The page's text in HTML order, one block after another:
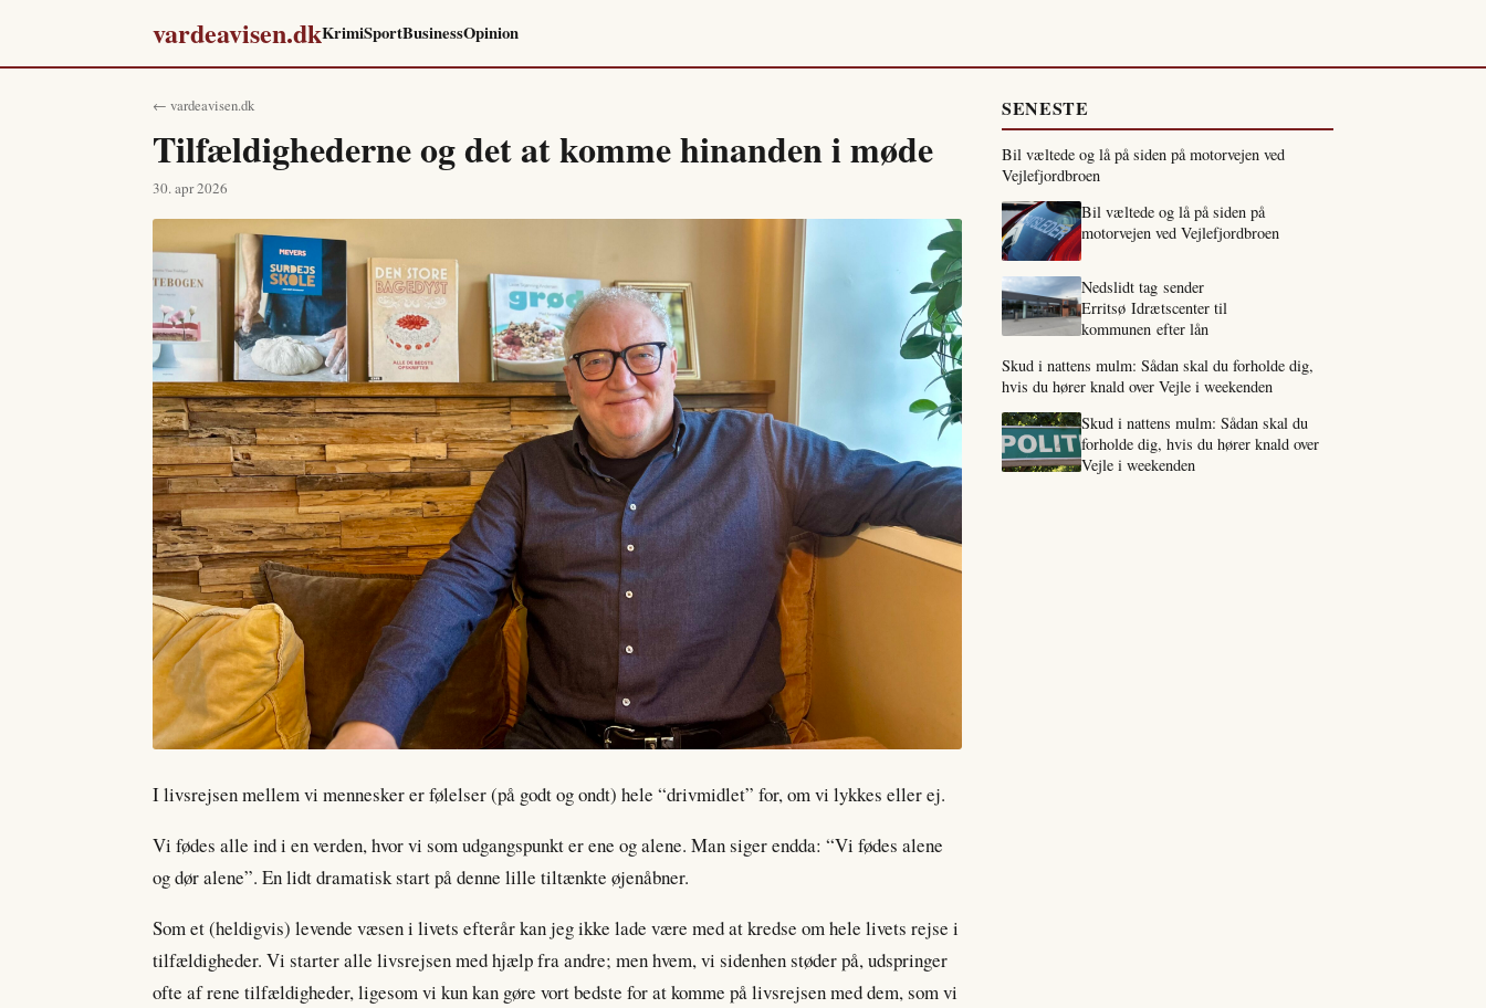
vardeavisen.dkKrimiSportBusinessOpinion
← vardeavisen.dk
Tilfældighederne og det at komme hinanden i møde
30. apr 2026
I livsrejsen mellem vi mennesker er følelser (på godt og ondt) hele “drivmidlet” for, om vi lykkes eller ej.
Vi fødes alle ind i en verden, hvor vi som udgangspunkt er ene og alene. Man siger endda: “Vi fødes alene
og dør alene”. En lidt dramatisk start på denne lille tiltænkte øjenåbner.
Som et (heldigvis) levende væsen i livets efterår kan jeg ikke lade være med at kredse om hele livets rejse i
tilfældigheder. Vi starter alle livsrejsen med hjælp fra andre; men hvem, vi sidenhen støder på, udspringer
ofte af rene tilfældigheder, ligesom vi kun kan gøre vort bedste for at komme på livsrejsen med dem, som vi
SENESTE
Bil væltede og lå på siden på motorvejen ved
Vejlefjordbroen
Bil væltede og lå på siden på
motorvejen ved Vejlefjordbroen
Nedslidt tag sender
Erritsø Idrætscenter til
kommunen efter lån
Skud i nattens mulm: Sådan skal du forholde dig,
hvis du hører knald over Vejle i weekenden
Skud i nattens mulm: Sådan skal du
forholde dig, hvis du hører knald over
Vejle i weekenden